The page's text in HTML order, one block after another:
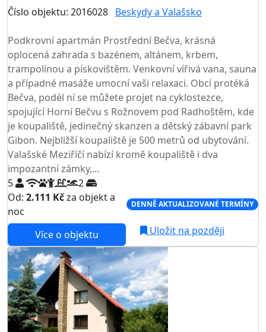
Číslo objektu: 2016028 Beskydy a Valašsko
Podkrovní apartmán Prostřední Bečva, krásná
oplocená zahrada s bazénem, altánem, krbem,
trampolínou a pískovištěm. Venkovní vířivá vana, sauna
a případné masáže umocní vaši relaxaci. Obcí protéká
Bečva, podél ní se můžete projet na cyklostezce,
spojující Horní Bečvu s Rožnovem pod Radhoštěm, kde
je koupaliště, jedinečný skanzen a dětský zábavní park
Gibon. Nejbližší koupaliště je 500 metrů od ubytování.
Valašské Meziříčí nabízí kromě koupaliště i dva
impozantní zámky,...
5
2
Od: 2.111 Kčza objekt a
noc
DENNĚ AKTUALIZOVANÉ TERMÍNY
Více o objektu Uložit na později